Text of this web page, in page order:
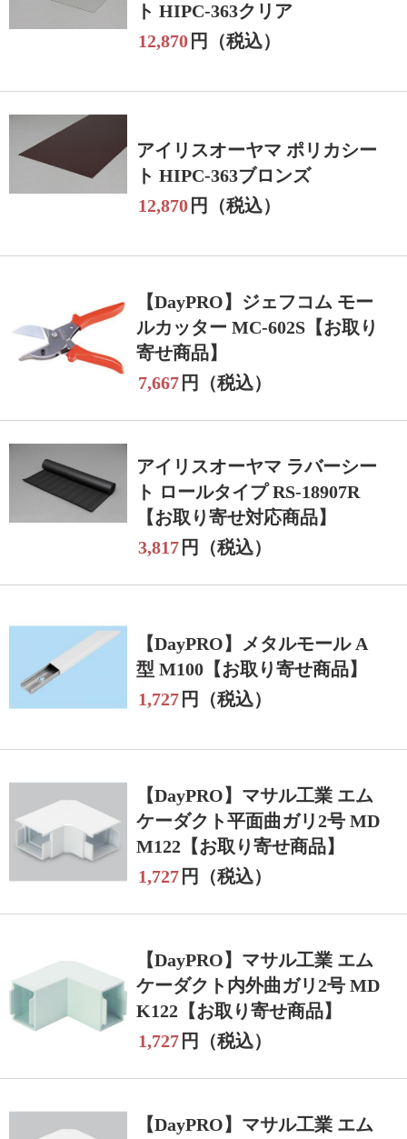
ト HIPC-363クリア
12,870 円（税込）
アイリスオーヤマ ポリカシー
ト HIPC-363ブロンズ
12,870 円（税込）
【DayPRO】ジェフコム モー
ルカッター MC-602S【お取り
寄せ商品】
7,667 円（税込）
アイリスオーヤマ ラバーシー
ト ロールタイプ RS-18907R
【お取り寄せ対応商品】
3,817 円（税込）
【DayPRO】メタルモール A
型 M100【お取り寄せ商品】
1,727 円（税込）
【DayPRO】マサル工業 エム
ケーダクト平面曲ガリ2号 MD
M122【お取り寄せ商品】
1,727 円（税込）
【DayPRO】マサル工業 エム
ケーダクト内外曲ガリ2号 MD
K122【お取り寄せ商品】
1,727 円（税込）
【DayPRO】マサル工業 エム